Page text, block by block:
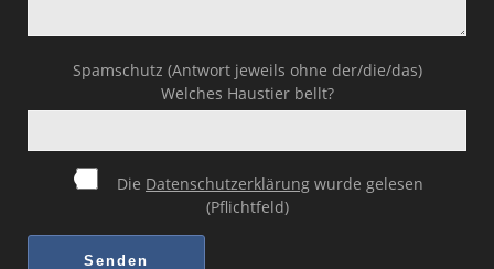
Spamschutz (Antwort jeweils ohne der/die/das)
Welches Haustier bellt?
Die Datenschutzerklärung wurde gelesen
(Pflichtfeld)